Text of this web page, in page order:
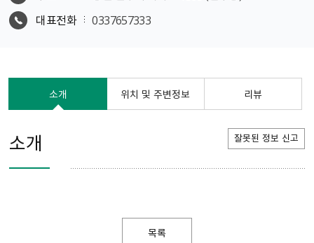
대표전화
0337657333
소개 위치 및 주변정보 리뷰
소개 잘못된 정보 신고
목록